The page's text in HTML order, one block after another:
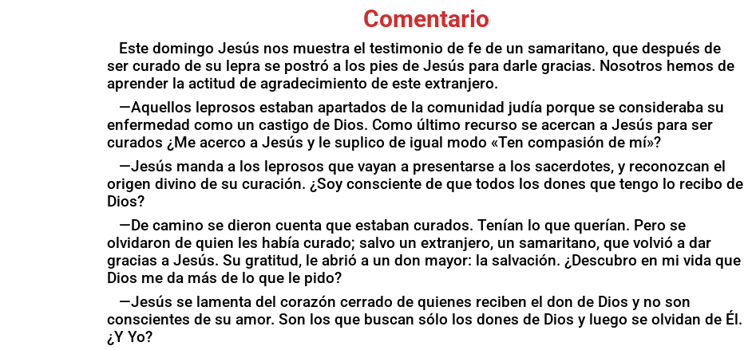
Comentario
Este domingo Jesús nos muestra el testimonio de fe de un samaritano, que después de
ser curado de su lepra se postró a los pies de Jesús para darle gracias. Nosotros hemos de
aprender la actitud de agradecimiento de este extranjero.
—Aquellos leprosos estaban apartados de la comunidad judía porque se consideraba su
enfermedad como un castigo de Dios. Como último recurso se acercan a Jesús para ser
curados ¿Me acerco a Jesús y le suplico de igual modo «Ten compasión de mí»?
—Jesús manda a los leprosos que vayan a presentarse a los sacerdotes, y reconozcan el
origen divino de su curación. ¿Soy consciente de que todos los dones que tengo lo recibo de
Dios?
—De camino se dieron cuenta que estaban curados. Tenían lo que querían. Pero se
olvidaron de quien les había curado; salvo un extranjero, un samaritano, que volvió a dar
gracias a Jesús. Su gratitud, le abrió a un don mayor: la salvación. ¿Descubro en mi vida que
Dios me da más de lo que le pido?
—Jesús se lamenta del corazón cerrado de quienes reciben el don de Dios y no son
conscientes de su amor. Son los que buscan sólo los dones de Dios y luego se olvidan de Él.
¿Y Yo?